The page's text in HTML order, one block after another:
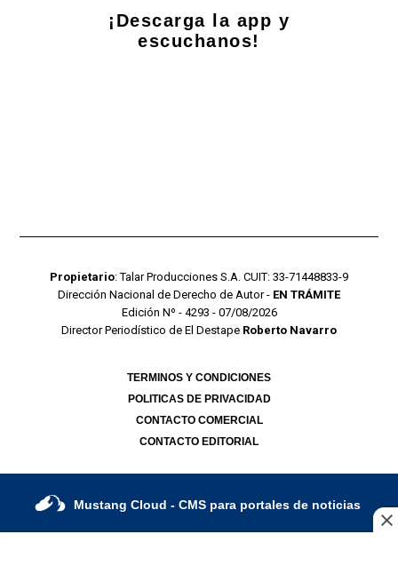
¡Descarga la app y
escuchanos!
Propietario: Talar Producciones S.A. CUIT: 33-71448833-9
Dirección Nacional de Derecho de Autor - EN TRÁMITE
Edición Nº - 4293 - 07/08/2026
Director Periodístico de El Destape Roberto Navarro
TERMINOS Y CONDICIONES
POLITICAS DE PRIVACIDAD
CONTACTO COMERCIAL
CONTACTO EDITORIAL
Mustang Cloud - CMS para portales de noticias